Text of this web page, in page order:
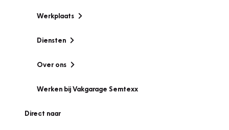
Werkplaats
Diensten
Over ons
Werken bij Vakgarage Semtexx
Direct naar